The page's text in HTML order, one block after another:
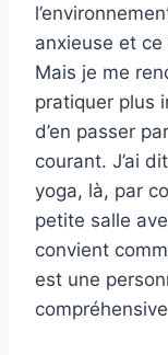
anxieuse et ce
Mais je me
pratiquer plus
d’en passer
courant. J’ai
yoga, là, par
petite salle
convient
est une